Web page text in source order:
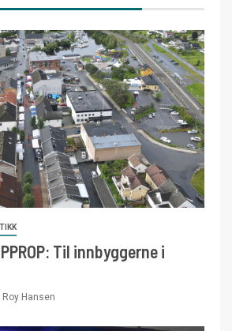
Til innbyggerne i
Roy Hansen